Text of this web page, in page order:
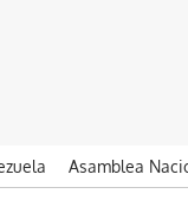
Asamblea